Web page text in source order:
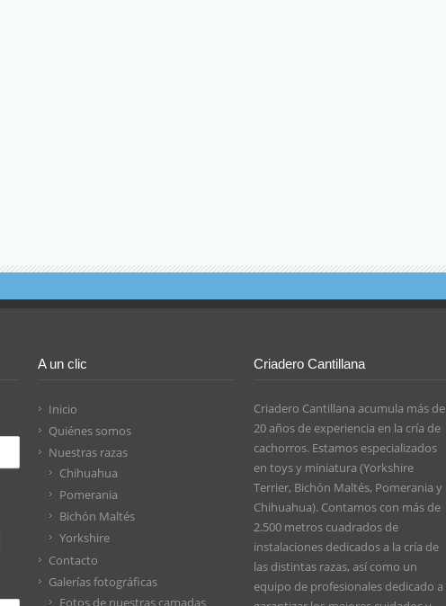
A un clic
Inicio
Quiénes somos
Nuestras razas
Chihuahua
Pomerania
Bichón Maltés
Yorkshire
Contacto
Galerías fotográficas
Fotos de nuestras camadas
Criadero Cantillana
Criadero Cantillana acumula más de
20 años de experiencia en la cría de
cachorros. Estamos especializados
en toys y miniatura (Yorkshire
Terrier, Bichón Maltés, Pomerania y
Chihuahua). Contamos con más de
2.500 metros cuadrados de
instalaciones dedicados a la cría de
las distintas razas, así como un
equipo de profesionales dedicado a